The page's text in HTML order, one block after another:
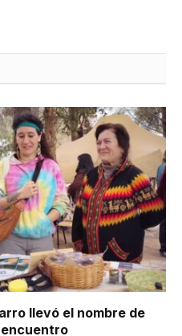
llevó el nombre de